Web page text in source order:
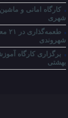
شهری
شهروندی
برگزاری کارگاه
بهشتی